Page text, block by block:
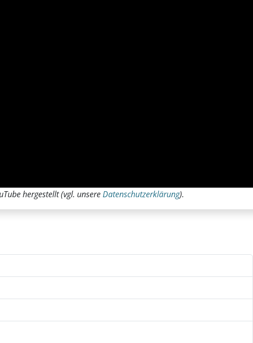
hergestellt (vgl. unsereDatenschutzerklärung).